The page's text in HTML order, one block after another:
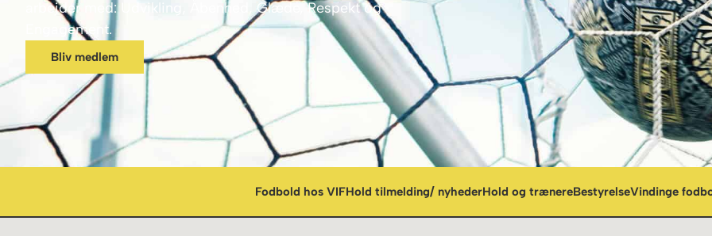
arbejder med: Udvikling, Åbenhed, Glæde, Respekt og
Engagement.​​
Bliv medlem
Fodbold hos VIFHold tilmelding/ nyhederHold og trænereBestyrelseVindinge